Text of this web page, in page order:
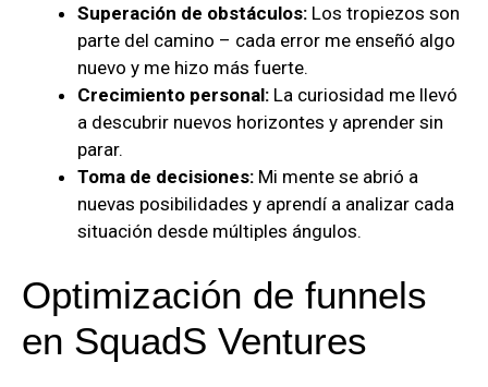
Superación de obstáculos: Los tropiezos son
parte del camino – cada error me enseñó algo
nuevo y me hizo más fuerte.
Crecimiento personal: La curiosidad me llevó
a descubrir nuevos horizontes y aprender sin
parar.
Toma de decisiones: Mi mente se abrió a
nuevas posibilidades y aprendí a analizar cada
situación desde múltiples ángulos.
Optimización de funnels
en SquadS Ventures